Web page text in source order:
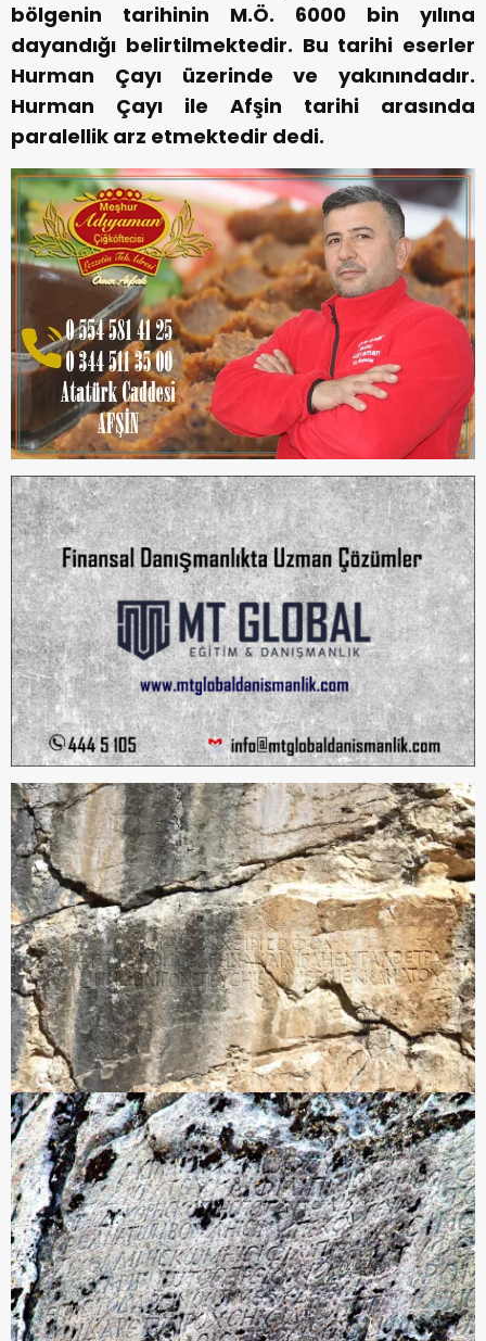
bölgenin tarihinin M.Ö. 6000 bin yılına
dayandığı belirtilmektedir. Bu tarihi eserler
Hurman Çayı üzerinde ve yakınındadır.
Hurman Çayı ile Afşin tarihi arasında
paralellik arz etmektedir dedi.